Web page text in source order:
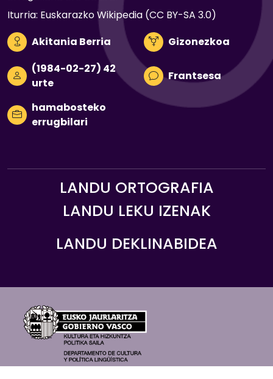
Iturria: Euskarazko Wikipedia (CC BY-SA 3.0)
Akitania Berria
Gizonezkoa
(1984-02-27) 42
urte
Frantsesa
hamabosteko
errugbilari
LANDU ORTOGRAFIA
LANDU LEKU IZENAK
LANDU DEKLINABIDEA